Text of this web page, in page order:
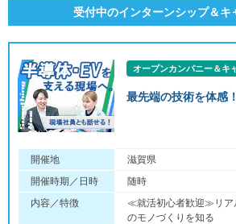
受付中のインターンシップ＆キ
オープンカンパニー＆キ
最先端の技術を体感
開催地
滋賀県
開催時期／日時
随時
内容／特徴
≪就活初心者歓迎≫リア
のモノづくりを知る